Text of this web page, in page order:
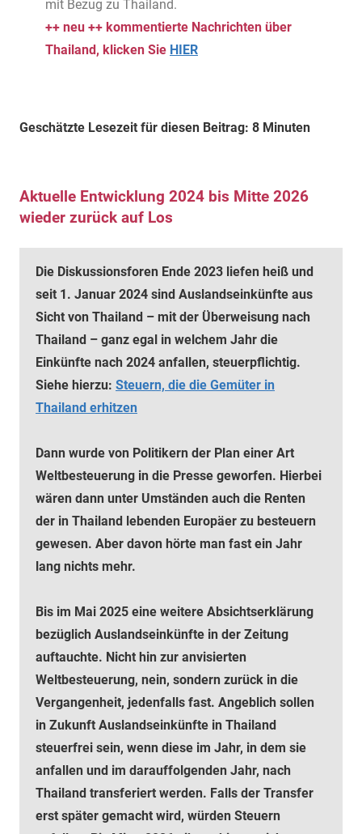
mit Bezug zu Thailand.
++ neu ++ kommentierte Nachrichten über
Thailand, klicken Sie HIER
Geschätzte Lesezeit für diesen Beitrag: 8 Minuten
Aktuelle Entwicklung 2024 bis Mitte 2026
wieder zurück auf Los
Die Diskussionsforen Ende 2023 liefen heiß und
seit 1. Januar 2024 sind Auslandseinkünfte aus
Sicht von Thailand – mit der Überweisung nach
Thailand – ganz egal in welchem Jahr die
Einkünfte nach 2024 anfallen, steuerpflichtig.
Siehe hierzu: Steuern, die die Gemüter in
Thailand erhitzen
Dann wurde von Politikern der Plan einer Art
Weltbesteuerung in die Presse geworfen. Hierbei
wären dann unter Umständen auch die Renten
der in Thailand lebenden Europäer zu besteuern
gewesen. Aber davon hörte man fast ein Jahr
lang nichts mehr.
Bis im Mai 2025 eine weitere Absichtserklärung
bezüglich Auslandseinkünfte in der Zeitung
auftauchte. Nicht hin zur anvisierten
Weltbesteuerung, nein, sondern zurück in die
Vergangenheit, jedenfalls fast. Angeblich sollen
in Zukunft Auslandseinkünfte in Thailand
steuerfrei sein, wenn diese im Jahr, in dem sie
anfallen und im darauffolgenden Jahr, nach
Thailand transferiert werden. Falls der Transfer
erst später gemacht wird, würden Steuern